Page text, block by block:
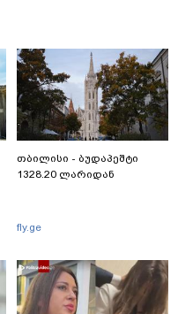
თბილისი - ბუდაპეშტი
1328.20 ლარიდან
fly.ge